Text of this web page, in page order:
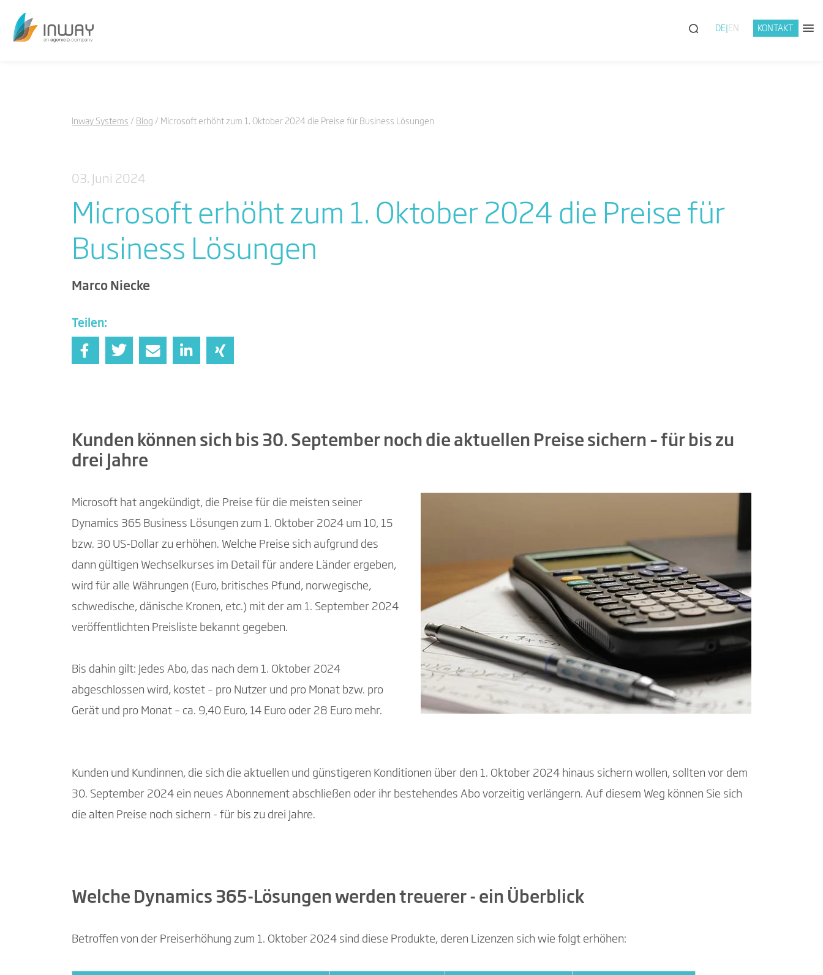
DE EN KONTAKT
Inway Systems Blog Microsoft erhöht zum 1. Oktober 2024 die Preise für Business Lösungen
03. Juni 2024
Microsoft erhöht zum 1. Oktober 2024 die Preise für
Business Lösungen
Marco Niecke
Teilen:
Kunden können sich bis 30. September noch die aktuellen Preise sichern – für bis zu
drei Jahre
Microsoft hat angekündigt, die Preise für die meisten seiner
Dynamics 365 Business Lösungen zum 1. Oktober 2024 um 10, 15
bzw. 30 US-Dollar zu erhöhen. Welche Preise sich aufgrund des
dann gültigen Wechselkurses im Detail für andere Länder ergeben,
wird für alle Währungen (Euro, britisches Pfund, norwegische,
schwedische, dänische Kronen, etc.) mit der am 1. September 2024
veröffentlichten Preisliste bekannt gegeben.
Bis dahin gilt: Jedes Abo, das nach dem 1. Oktober 2024
abgeschlossen wird, kostet – pro Nutzer und pro Monat bzw. pro
Gerät und pro Monat – ca. 9,40 Euro, 14 Euro oder 28 Euro mehr.
Kunden und Kundinnen, die sich die aktuellen und günstigeren Konditionen über den 1. Oktober 2024 hinaus sichern wollen, sollten vor dem
30. September 2024 ein neues Abonnement abschließen oder ihr bestehendes Abo vorzeitig verlängern. Auf diesem Weg können Sie sich
die alten Preise noch sichern - für bis zu drei Jahre.
Welche Dynamics 365-Lösungen werden treuerer - ein Überblick
Betroffen von der Preiserhöhung zum 1. Oktober 2024 sind diese Produkte, deren Lizenzen sich wie folgt erhöhen: